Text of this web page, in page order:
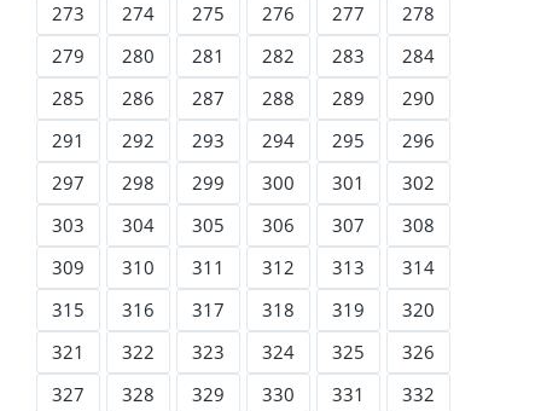
273
274 275 276 277
278
279
280 281 282 283
284
285
286 287 288 289
290
291
292 293 294 295
296
297
298 299 300 301
302
303
304 305 306 307
308
309
310 311 312 313
314
315
316 317 318 319
320
321
322 323 324 325
326
327
328 329 330 331
332